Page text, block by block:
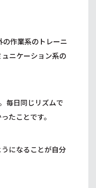
作業系のトレーニ
ニケーション系の
毎日同じリズムで
たことです。
になることが自分